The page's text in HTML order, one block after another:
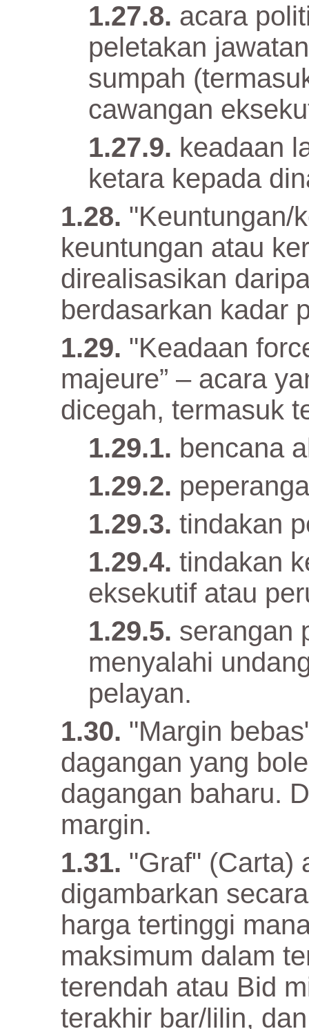
acara
peletakan
sumpah
cawangan
keadaan
ketara kepada
"Keuntungan/
keuntungan atau
direalisasikan
berdasarkan kadar
"Keadaan
majeure” – acara
dicegah, termasuk
bencana
tindakan
tindakan
eksekutif atau
serangan
menyalahi
pelayan.
"Margin
dagangan yang
dagangan baharu.
margin.
"Graf" (Carta)
digambarkan
harga tertinggi
maksimum dalam
terendah atau Bid
terakhir bar/lilin,